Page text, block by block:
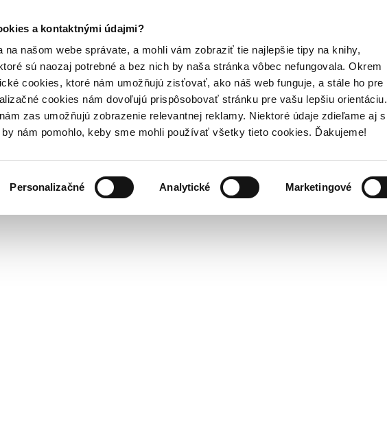
a kontaktnými údajmi?
na našom webe správate, a mohli vám zobraziť tie najlepšie tipy na knihy,
sú naozaj potrebné a bez nich by naša stránka vôbec nefungovala. Okrem
cookies, ktoré nám umožňujú zisťovať, ako náš web funguje, a stále ho pre
cookies nám dovoľujú prispôsobovať stránku pre vašu lepšiu orientáciu.
zas umožňujú zobrazenie relevantnej reklamy. Niektoré údaje zdieľame aj s
nám pomohlo, keby sme mohli používať všetky tieto cookies. Ďakujeme!
Personalizačné Analytické Marketingové